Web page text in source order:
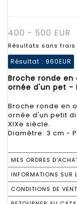
400 - 500 EUR
Résultats sans frais
Résultat : 960EUR
Broche ronde
ornée d'un pet -
Broche ronde en
ornée d'un petit
XIXe siècle.
Diamètre: 3 cm -
MES ORDRES
INFORMATIONS SUR
CONDITIONS DE